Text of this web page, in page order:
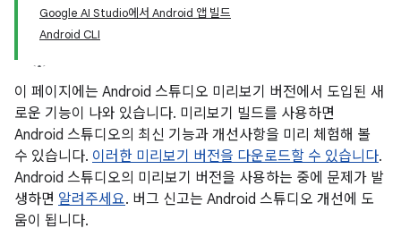
Google AI Studio에서 Android 앱 빌드
Android CLI
이 페이지에는 Android 스튜디오 미리보기 버전에서 도입된 새
로운 기능이 나와 있습니다. 미리보기 빌드를 사용하면
Android 스튜디오의 최신 기능과 개선사항을 미리 체험해 볼
수 있습니다. 이러한 미리보기 버전을 다운로드할 수 있습니다.
Android 스튜디오의 미리보기 버전을 사용하는 중에 문제가 발
생하면 알려주세요. 버그 신고는 Android 스튜디오 개선에 도
움이 됩니다.